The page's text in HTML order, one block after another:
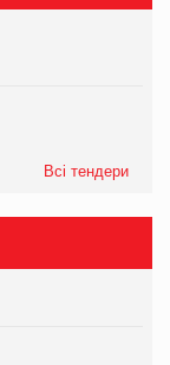
Всі тендери